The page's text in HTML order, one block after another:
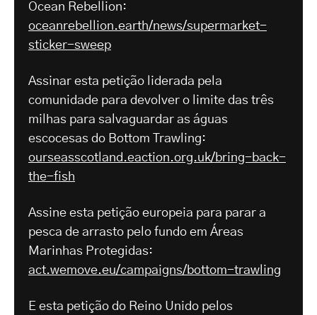
Ocean Rebellion:
oceanrebellion.earth/news/supermarket-
sticker-sweep
Assinar esta petição liderada pela
comunidade para devolver o limite das três
milhas para salvaguardar as águas
escocesas do Bottom Trawling:
ourseasscotland.eaction.org.uk/bring-back-
the-fish
Assine esta petição europeia para parar a
pesca de arrasto pelo fundo em Áreas
Marinhas Protegidas:
act.wemove.eu/campaigns/bottom-trawling
E esta petição do Reino Unido pelos